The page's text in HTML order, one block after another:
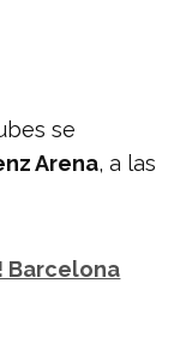
se
Arena, a las
Barcelona